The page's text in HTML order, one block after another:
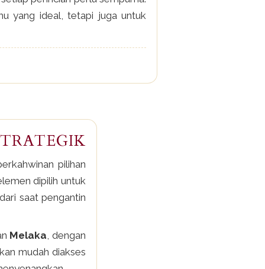
yang ideal, tetapi juga untuk
pilihan
dipilih untuk
saat pengantin
Melaka, dengan
mudah diakses